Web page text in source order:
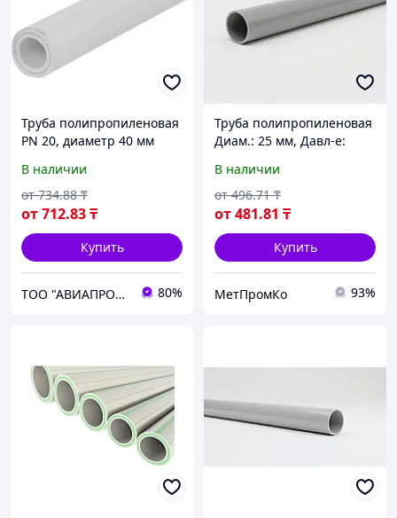
Труба полипропиленовая
PN 20, диаметр 40 мм
В наличии
от712.83₸
от 734.88 ₸
Купить
ТОО "АВИАПРОМСТАЛЬ" 80%
Труба полипропиленовая
Диам.: 25 мм, Давл-е:
стекловолокно
В наличии
от481.81 ₸
от 496.71 ₸
Купить
МетПромКо 93%